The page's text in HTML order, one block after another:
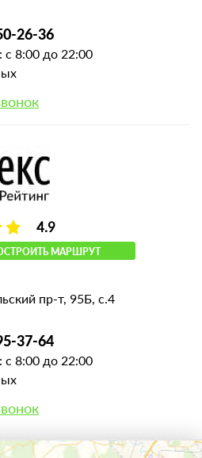
26-36
с 8:00 до 22:00
4.9
МАРШРУТ
пр-т, 95Б, с.4
37-64
с 8:00 до 22:00